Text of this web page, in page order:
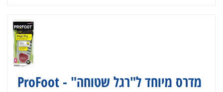
מדרס מיוחד ל"רגל שטוחה" - ProFoot